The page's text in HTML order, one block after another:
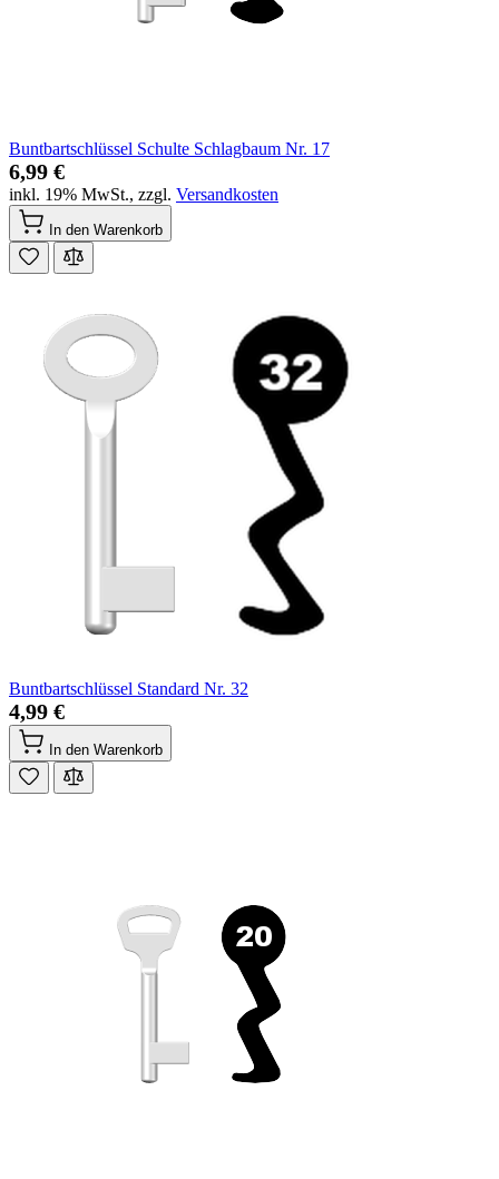
Buntbartschlüssel Schulte Schlagbaum Nr. 17
6,99 €
inkl. 19% MwSt., zzgl. Versandkosten
In den Warenkorb
Buntbartschlüssel Standard Nr. 32
4,99 €
In den Warenkorb